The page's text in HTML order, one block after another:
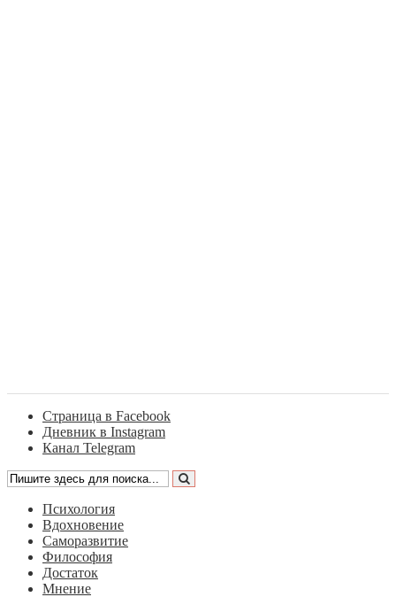
Страница в Facebook
Дневник в Instagram
Канал Telegram
Психология
Вдохновение
Саморазвитие
Философия
Достаток
Мнение